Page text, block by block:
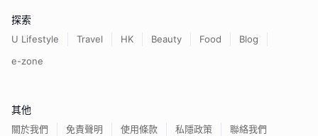
探索
U Lifestyle Travel HK Beauty Food
Blog
e-zone
其他
關於我們 免責聲明 使用條款 私隱政策 聯絡我們